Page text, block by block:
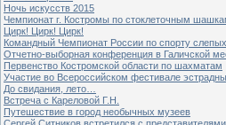
Ночь искусств 2015
Чемпионат г. Костромы по стоклеточным
Цирк! Цирк! Цирк!
Командный Чемпионат России по спорту
Отчетно-выборная конференция в Галичской
Первенство Костромской области по шахматам
Участие во Всероссийском фестивале
До свидания, лето…
Встреча с Кареловой Г.Н.
Путешествие в город необычных музеев